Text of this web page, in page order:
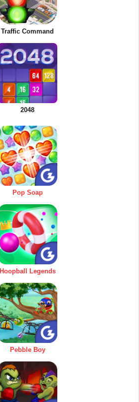
Traffic Command
2048
Pop Soap
Hoopball Legends
Pebble Boy